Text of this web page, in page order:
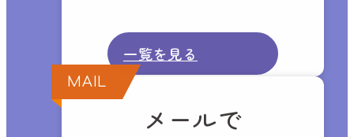
一覧を見る
MAIL
メールで